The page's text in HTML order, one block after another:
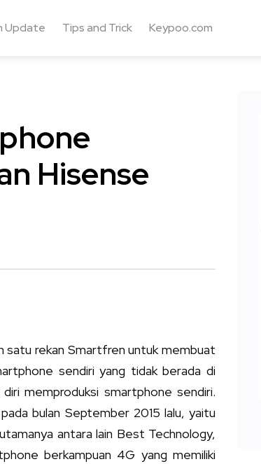
Update Tips and Trick Keypoo.com
Hisense
satu rekan Smartfren untuk membuat
sendiri yang tidak berada di
memproduksi smartphone sendiri.
bulan September 2015 lalu, yaitu
antara lain Best Technology,
berkampuan 4G yang memiliki